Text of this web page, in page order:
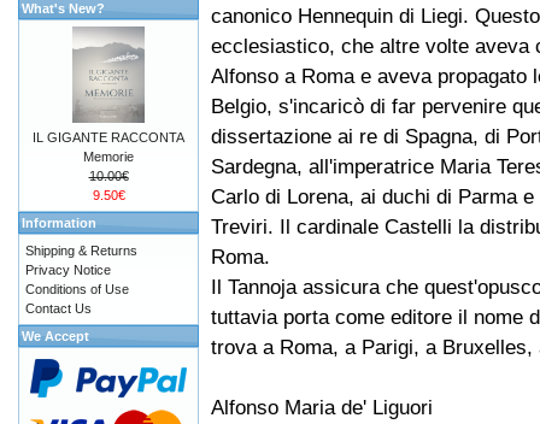
canonico Hennequin di Liegi. Questo
ecclesiastico, che altre volte aveva
Alfonso a Roma e aveva propagato
Belgio, s'incaricò di far pervenire
dissertazione ai re di Spagna, di
Sardegna, all'imperatrice Maria
Carlo di Lorena, ai duchi di Parma
Treviri. Il cardinale Castelli la
Roma.
Il Tannoja assicura che
tuttavia porta come editore il nome
trova a Roma, a Parigi, a Bruxelles,
Alfonso Maria de' Liguori
What's New?
IL GIGANTE RACCONTA
Memorie
10.00€
9.50€
Information
Shipping & Returns
Privacy Notice
Conditions of Use
Contact Us
We Accept